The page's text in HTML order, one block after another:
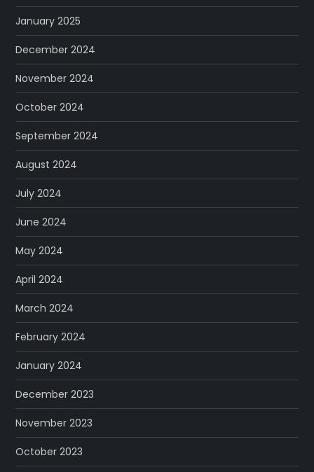
January 2025
December 2024
November 2024
October 2024
September 2024
August 2024
July 2024
June 2024
May 2024
April 2024
March 2024
February 2024
January 2024
December 2023
November 2023
October 2023